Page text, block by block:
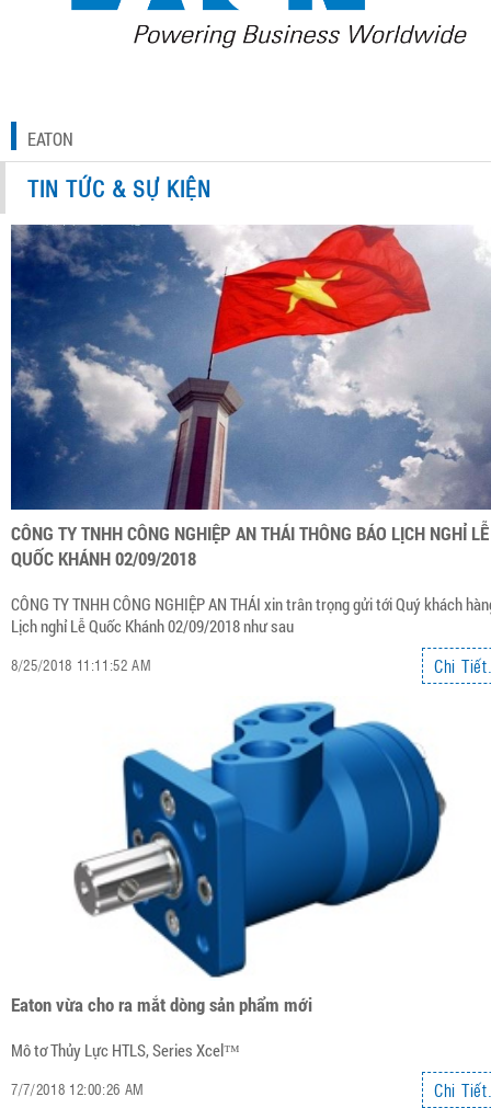
EATON
TIN TỨC & SỰ KIỆN
CÔNG TY TNHH CÔNG NGHIỆP AN THÁI THÔNG BÁO LỊCH NGHỈ LỄ
QUỐC KHÁNH 02/09/2018
CÔNG TY TNHH CÔNG NGHIỆP AN THÁI xin trân trọng gửi tới Quý khách
Lịch nghỉ Lễ Quốc Khánh 02/09/2018 như sau
8/25/2018 11:11:52 AM Chi
Eaton vừa cho ra mắt dòng sản phẩm mới
Mô tơ Thủy Lực HTLS, Series Xcel™
7/7/2018 12:00:26 AM Chi